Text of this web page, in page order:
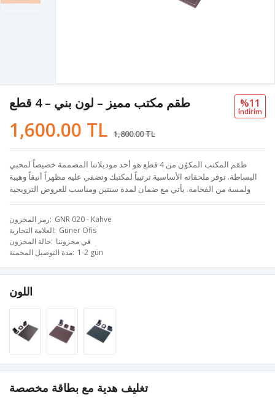
طقم مكتب مميز – لون بني – 4 قطع
1,600.00 TL 1,800.00 TL
%11
i̇ndi̇ri̇m
طقم المكتب المكوّن من 4 قطع هو أحد موديلاتنا المصممة خصيصاً لمحبي
البساطة. توفر ملحقاته الأساسية ترتيباً لمكتبك وتضفي عليه مظهراً أنيقاً وهيبة
ولمسة من الفخامة. يأتي مع ضمان لمدة سنتين ومناسب للعروض الترويجية
رمز المخزون GNR 020 - Kahve
العلامة التجارية Güner Ofis
حالة المخزون في مخزوننا
مدة التوصيل المخمنة 1-2 gün
اللون
تغليف هدية مع بطاقة مخصصة